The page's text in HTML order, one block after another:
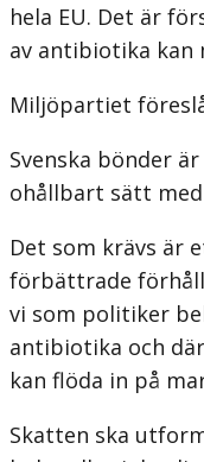
hela EU. Det är
av antibiotika kan
Miljöpartiet
Svenska bönder
ohållbart sätt
Det som krävs är
förbättrade
vi som politiker
antibiotika och
kan flöda in på
Skatten ska